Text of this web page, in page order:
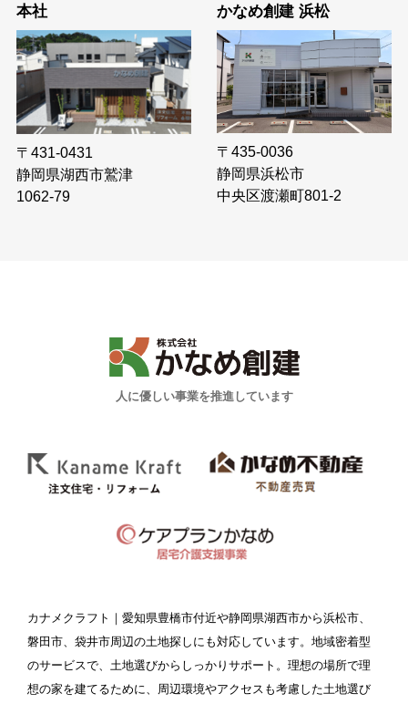
本社
〒431-0431
静岡県湖西市鷲津
1062-79
かなめ創建 浜松
〒435-0036
静岡県浜松市
中央区渡瀬町801-2
人に優しい事業を推進しています
カナメクラフト ｜愛知県豊橋市付近や静岡県湖西市から浜松市、
磐田市、袋井市周辺の土地探しにも対応しています。地域密着型
のサービスで、土地選びからしっかりサポート。理想の場所で理
想の家を建てるために、周辺環境やアクセスも考慮した土地選び